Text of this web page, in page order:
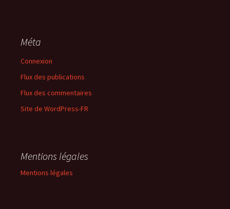
Méta
Connexion
Flux des publications
Flux des commentaires
Site de WordPress-FR
Mentions légales
Mentions légales